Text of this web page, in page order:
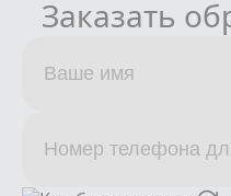
Заказать